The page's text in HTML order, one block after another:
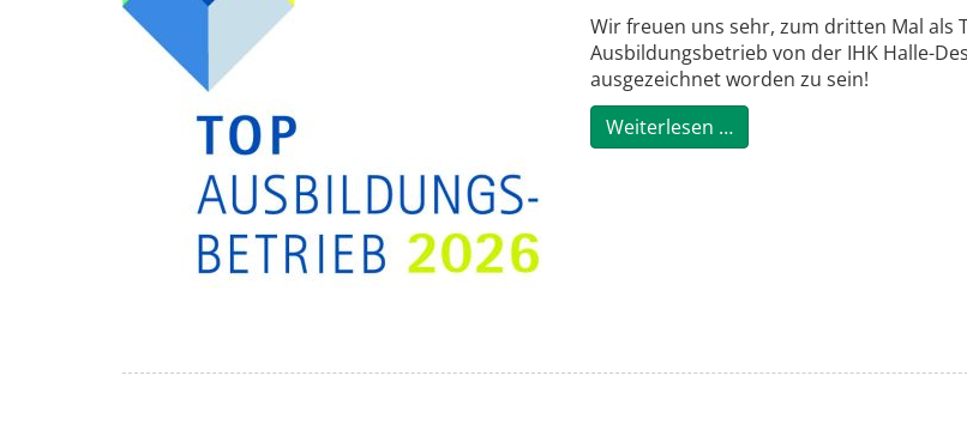
Wir freuen uns sehr, zum dritten Mal als
Ausbildungsbetrieb von der IHK Halle-
ausgezeichnet worden zu sein!
Weiterlesen …Wir sind Top-